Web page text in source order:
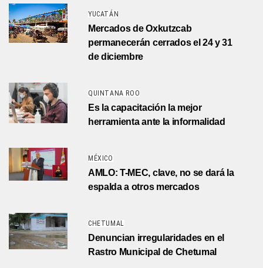
YUCATÁN
Mercados de Oxkutzcab
permanecerán cerrados el 24 y 31
de diciembre
QUINTANA ROO
Es la capacitación la mejor
herramienta ante la informalidad
MÉXICO
AMLO: T-MEC, clave, no se dará la
espalda a otros mercados
CHETUMAL
Denuncian irregularidades en el
Rastro Municipal de Chetumal